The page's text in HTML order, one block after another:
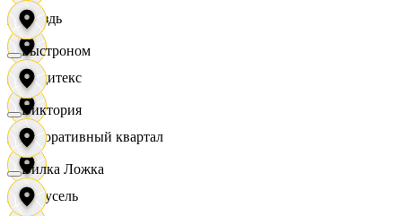
Гроздь
Индитекс
Декоративный квартал
Карусель
Быстроном
Виктория
Вилка Ложка